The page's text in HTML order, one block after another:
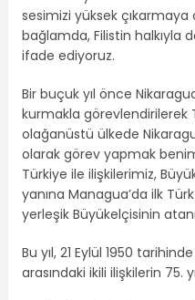
sesimizi yüksek
bağlamda, Filistin halkıyla
ifade ediyoruz.
Bir buçuk yıl önce
kurmakla görevlendirilerek
olağanüstü ülkede
olarak görev yapmak
Türkiye ile ilişkilerimiz,
yanına Managua’da ilk
yerleşik Büyükelçisinin
Bu yıl, 21 Eylül 1950
arasındaki ikili ilişkilerin 75.